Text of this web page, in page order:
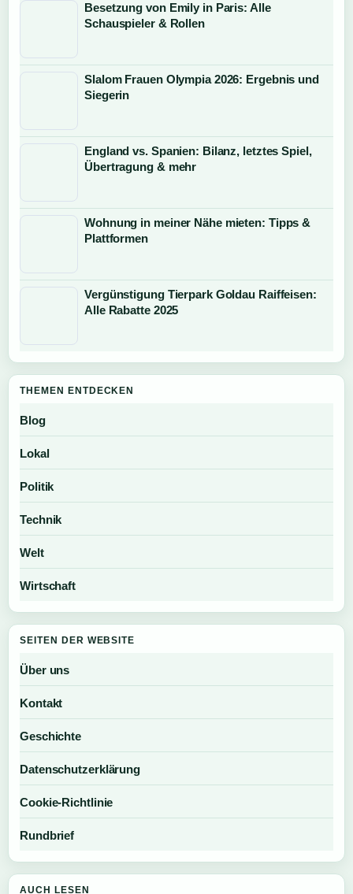
Besetzung von Emily in Paris: Alle
Schauspieler & Rollen
Slalom Frauen Olympia 2026: Ergebnis und
Siegerin
England vs. Spanien: Bilanz, letztes Spiel,
Übertragung & mehr
Wohnung in meiner Nähe mieten: Tipps &
Plattformen
Vergünstigung Tierpark Goldau Raiffeisen:
Alle Rabatte 2025
THEMEN ENTDECKEN
Blog
Lokal
Politik
Technik
Welt
Wirtschaft
SEITEN DER WEBSITE
Über uns
Kontakt
Geschichte
Datenschutzerklärung
Cookie-Richtlinie
Rundbrief
AUCH LESEN